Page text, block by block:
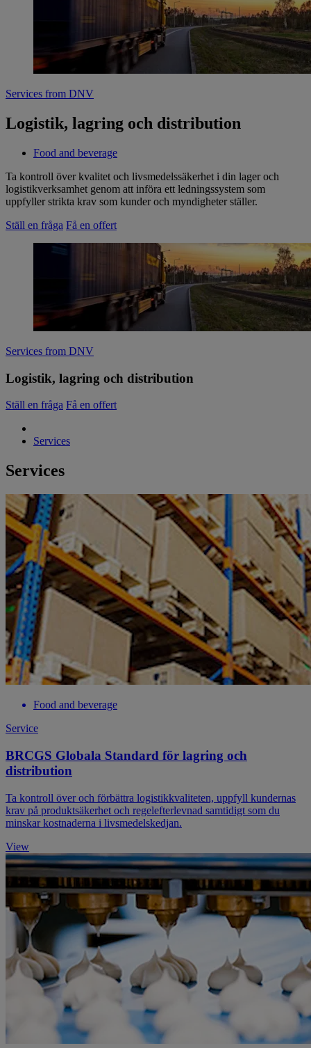
Services from DNV
Logistik, lagring och distribution
Food and beverage
Ta kontroll över kvalitet och livsmedelssäkerhet i din lager och
logistikverksamhet genom att införa ett ledningssystem som
uppfyller strikta krav som kunder och myndigheter ställer.
Ställ en fråga Få en offert
Services from DNV
Logistik, lagring och distribution
Ställ en fråga Få en offert
Services
Services
Food and beverage
Service
BRCGS Globala Standard för lagring och
distribution
Ta kontroll över och förbättra logistikkvaliteten, uppfyll kundernas
krav på produktsäkerhet och regelefterlevnad samtidigt som du
minskar kostnaderna i livsmedelskedjan.
View